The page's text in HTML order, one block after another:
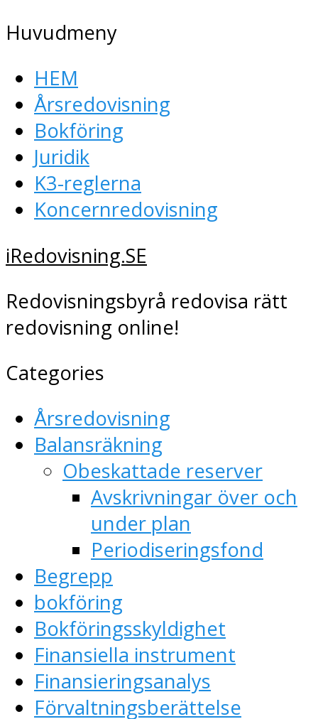
Huvudmeny
HEM
Årsredovisning
Bokföring
Juridik
K3-reglerna
Koncernredovisning
iRedovisning.SE
Redovisningsbyrå redovisa rätt
redovisning online!
Categories
Årsredovisning
Balansräkning
Obeskattade reserver
Avskrivningar över och
under plan
Periodiseringsfond
Begrepp
bokföring
Bokföringsskyldighet
Finansiella instrument
Finansieringsanalys
Förvaltningsberättelse